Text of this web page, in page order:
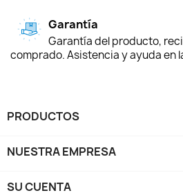
Garantía
Garantía del producto,
comprado. Asistencia y ayuda en
PRODUCTOS
NUESTRA EMPRESA
SU CUENTA